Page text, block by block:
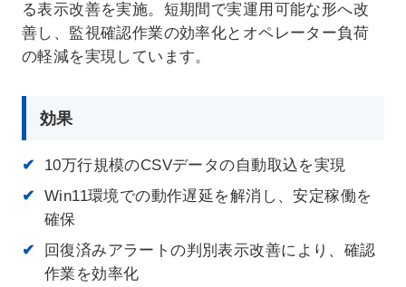
66
2026年7月時点
1,290
2026年6月時点
る表示改善を実施。短期間で実運用可能な形へ改
善し、監視確認作業の効率化とオペレーター負荷
の軽減を実現しています。
効果
10万行規模のCSVデータの自動取込を実現
Win11環境での動作遅延を解消し、安定稼働を
確保
回復済みアラートの判別表示改善により、確認
作業を効率化